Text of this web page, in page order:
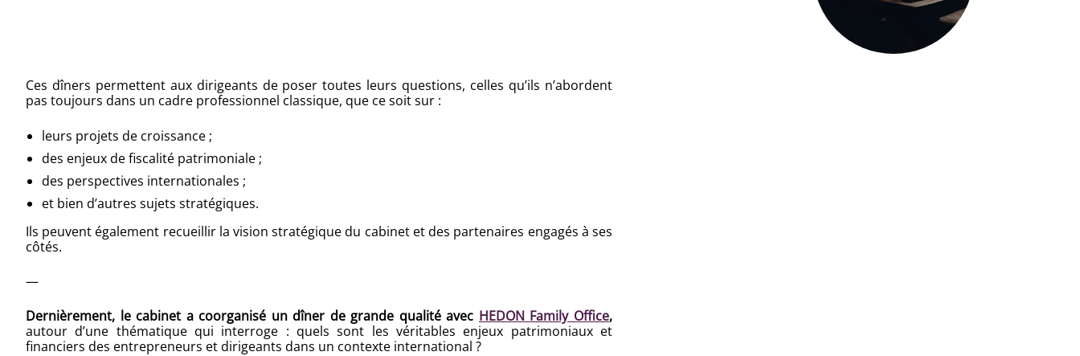
Ces dîners permettent aux dirigeants de poser toutes leurs questions, celles qu’ils n’abordent
pas toujours dans un cadre professionnel classique, que ce soit sur :
leurs projets de croissance ;
des enjeux de fiscalité patrimoniale ;
des perspectives internationales ;
et bien d’autres sujets stratégiques.
Ils peuvent également recueillir la vision stratégique du cabinet et des partenaires engagés à ses
côtés.
—
Dernièrement, le cabinet a coorganisé un dîner de grande qualité avec HEDON Family Office,
autour d’une thématique qui interroge : quels sont les véritables enjeux patrimoniaux et
financiers des entrepreneurs et dirigeants dans un contexte international ?